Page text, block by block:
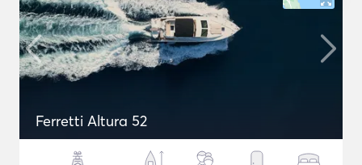
Ferretti Altura 52